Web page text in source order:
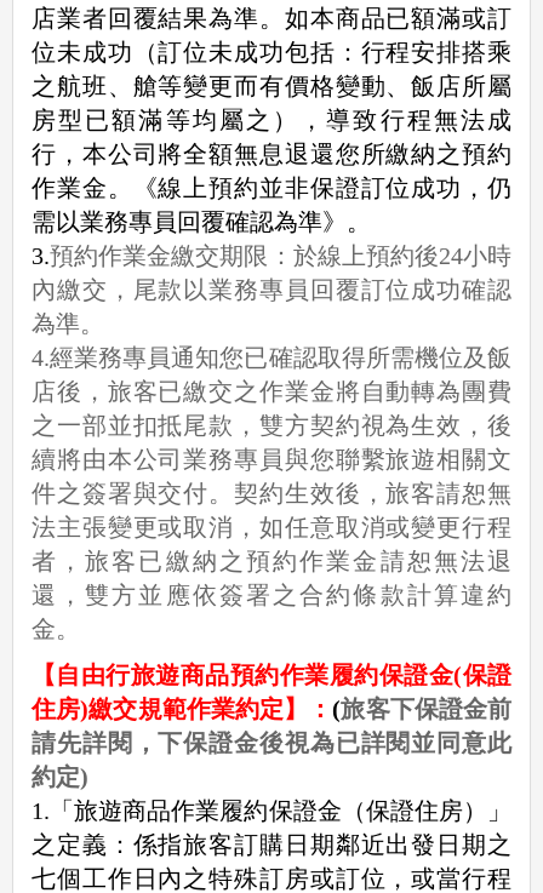
店業者回覆結果為準。如本商品已額滿或訂
位未成功（訂位未成功包括：行程安排搭乘
之航班、艙等變更而有價格變動、飯店所屬
房型已額滿等均屬之），導致行程無法成
行，本公司將全額無息退還您所繳納之預約
作業金。《線上預約並非保證訂位成功，仍
需以業務專員回覆確認為準》。
3.預約作業金繳交期限：於線上預約後24小時
內繳交，尾款以業務專員回覆訂位成功確認
為準。
4.經業務專員通知您已確認取得所需機位及飯
店後，旅客已繳交之作業金將自動轉為團費
之一部並扣抵尾款，雙方契約視為生效，後
續將由本公司業務專員與您聯繫旅遊相關文
件之簽署與交付。契約生效後，旅客請恕無
法主張變更或取消，如任意取消或變更行程
者，旅客已繳納之預約作業金請恕無法退
還，雙方並應依簽署之合約條款計算違約
金。
【自由行旅遊商品預約作業履約保證金(保證
住房)繳交規範作業約定】：(旅客下保證金前
請先詳閱，下保證金後視為已詳閱並同意此
約定)
1. 「旅遊商品作業履約保證金（保證住房）」
之定義：係指旅客訂購日期鄰近出發日期之
七個工作日內之特殊訂房或訂位，或當行程